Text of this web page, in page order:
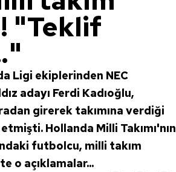
"Teklif
Ligi ekiplerinden NEC
adayı Ferdi Kadıoğlu,
girerek takımına verdiği
Hollanda Milli Takımı'nın
futbolcu, milli takım
o açıklamalar...